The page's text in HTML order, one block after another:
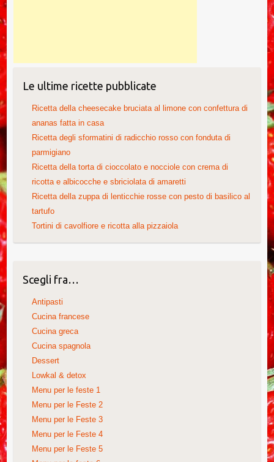
Le ultime ricette pubblicate
Ricetta della cheesecake bruciata al limone con confettura di
ananas fatta in casa
Ricetta degli sformatini di radicchio rosso con fonduta di
parmigiano
Ricetta della torta di cioccolato e nocciole con crema di
ricotta e albicocche e sbriciolata di amaretti
Ricetta della zuppa di lenticchie rosse con pesto di basilico al
tartufo
Tortini di cavolfiore e ricotta alla pizzaiola
Scegli fra…
Antipasti
Cucina francese
Cucina greca
Cucina spagnola
Dessert
Lowkal & detox
Menu per le feste 1
Menu per le Feste 2
Menu per le Feste 3
Menu per le Feste 4
Menu per le Feste 5